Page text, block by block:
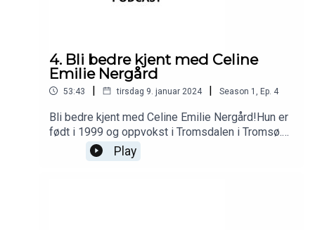
4. Bli bedre kjent med Celine
Emilie Nergård
53:43 | tirsdag 9. januar 2024 | Season 1 Ep. 4
Bli bedre kjent med Celine Emilie Nergård!Hun er
født i 1999 og oppvokst i Tromsdalen i Tromsø.
Hennes barndomsklubb er TUIL, før hun gikk
videre til Fløya. Der ble hun kjent som toppscorer,
Play